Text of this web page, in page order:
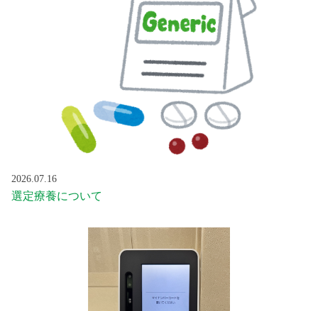
2026.07.16
選定療養について